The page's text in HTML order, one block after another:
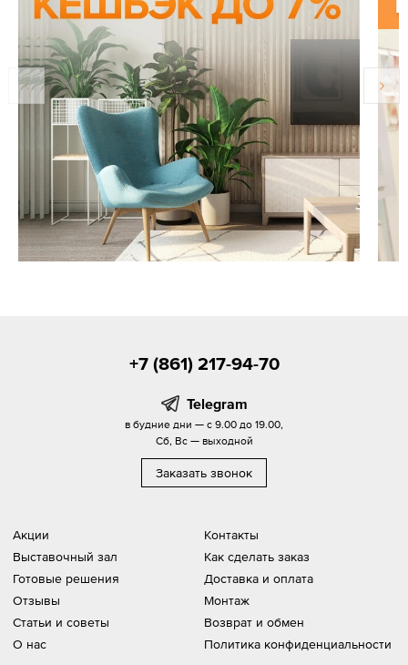
Акции
Выставочный зал
Готовые решения
Отзывы
Статьи и советы
О нас
Контакты
Как сделать заказ
Доставка и оплата
Монтаж
Возврат и обмен
Политика конфиденциальности
+7 (861) 217-94-70
Telegram
в будние дни — с 9.00 до 19.00,
Сб, Вс — выходной
Заказать звонок